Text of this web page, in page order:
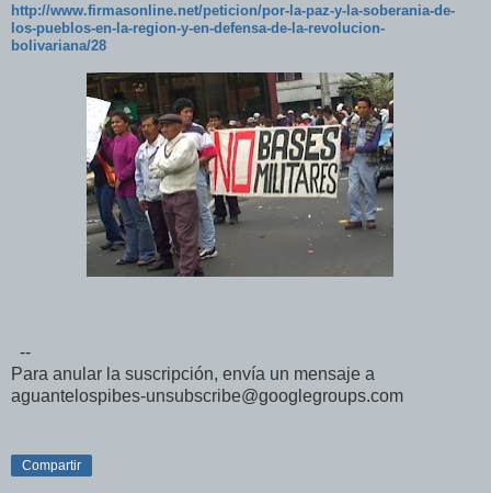
http://www.firmasonline.net/peticion/por-la-paz-y-la-soberania-de-
los-pueblos-en-la-region-y-en-defensa-de-la-revolucion-
bolivariana/28
--
Para anular la suscripción, envía un mensaje a
aguantelospibes-unsubscribe@googlegroups.com
Compartir